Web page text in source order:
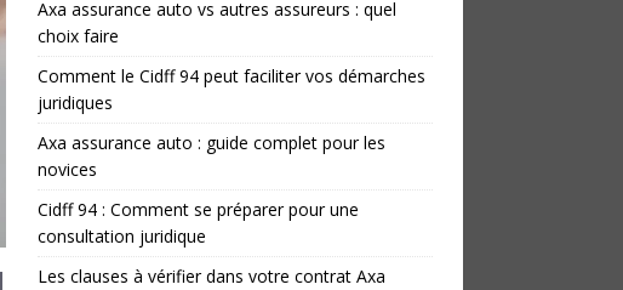
Axa assurance auto vs autres assureurs : quel
choix faire
Comment le Cidff 94 peut faciliter vos démarches
juridiques
Axa assurance auto : guide complet pour les
novices
Cidff 94 : Comment se préparer pour une
consultation juridique
Les clauses à vérifier dans votre contrat Axa